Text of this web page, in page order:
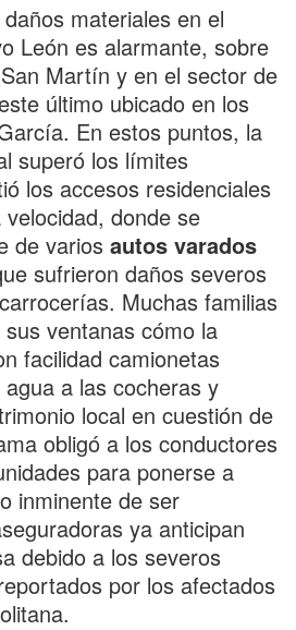
materiales en el
León es alarmante, sobre
Martín y en el sector de
último ubicado en los
En estos puntos, la
superó los límites
los accesos residenciales
donde se
de varios autos varados
sufrieron daños severos
Muchas familias
ventanas cómo la
facilidad camionetas
a las cocheras y
local en cuestión de
obligó a los conductores
para ponerse a
inminente de ser
ya anticipan
debido a los severos
por los afectados